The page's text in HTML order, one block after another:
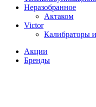
Неразобранное
Актаком
Victor
Калибраторы
Акции
Бренды